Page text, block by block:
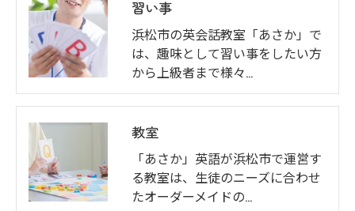
習い事
浜松市の英会話教室「あさか」で
は、趣味として習い事をしたい方
から上級者まで様々…
教室
「あさか」英語が浜松市で運営す
る教室は、生徒のニーズに合わせ
たオーダーメイドの…